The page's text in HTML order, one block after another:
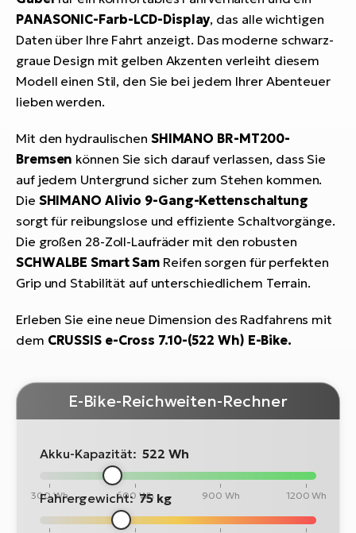
PANASONIC-Farb-LCD-Display, das alle wichtigen
Daten über Ihre Fahrt anzeigt. Das moderne schwarz-
graue Design mit gelben Akzenten verleiht diesem
Modell einen Stil, den Sie bei jedem Ihrer Abenteuer
lieben werden.
Mit den hydraulischen SHIMANO BR-MT200-
Bremsen können Sie sich darauf verlassen, dass Sie
auf jedem Untergrund sicher zum Stehen kommen.
Die SHIMANO Alivio 9-Gang-Kettenschaltung
sorgt für reibungslose und effiziente Schaltvorgänge.
Die großen 28-Zoll-Laufräder mit den robusten
SCHWALBE Smart Sam Reifen sorgen für perfekten
Grip und Stabilität auf unterschiedlichem Terrain.
Erleben Sie eine neue Dimension des Radfahrens mit
dem CRUSSIS e-Cross 7.10-(522 Wh) E-Bike.
E-Bike-Reichweiten-Rechner
Akku-Kapazität: 522 Wh
300 Wh 600 Wh 900 Wh 1200 Wh
Fahrergewicht: 75 kg